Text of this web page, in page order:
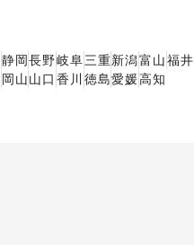
静岡長野岐阜三重新潟富山福井
岡山山口 香川 徳島愛媛高知